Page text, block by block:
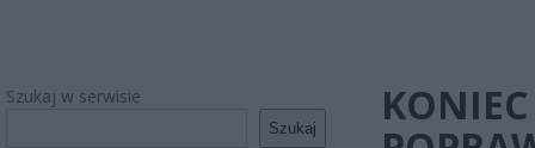
Szukaj w serwisie
Szukaj